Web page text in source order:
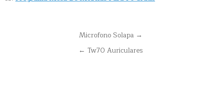
NavegaciónMicrofono Solapa →
← Tw70 Auriculares